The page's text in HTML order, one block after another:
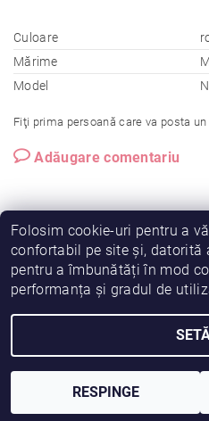
Culoare
Mărime
Model
Fiţi prima persoană care va posta
Adăugare comentariu
Vreau să fiu partener!
Prelucrarea datelor
2026 © Fiimama, toate
Creat
Folosim cookie-uri pentru a
confortabil pe site și,
pentru a îmbunătăți în mod
performanța și gradul de
RESPINGE